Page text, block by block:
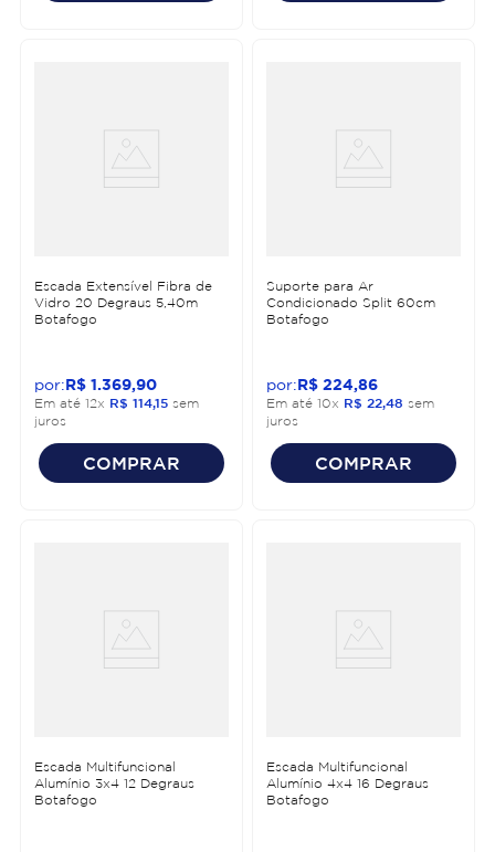
Escada Extensível Fibra de
Vidro 20 Degraus 5,40m
Botafogo
R$ 1 369 90
Em até 12x R$ 11415 sem
juros
COMPRAR
Suporte para Ar
Condicionado Split 60cm
Botafogo
R$ 224 86
Em até 10x R$ 22 48 sem
juros
COMPRAR
Escada Multifuncional
Alumínio 3x4 12 Degraus
Botafogo
Escada Multifuncional
Alumínio 4x4 16 Degraus
Botafogo